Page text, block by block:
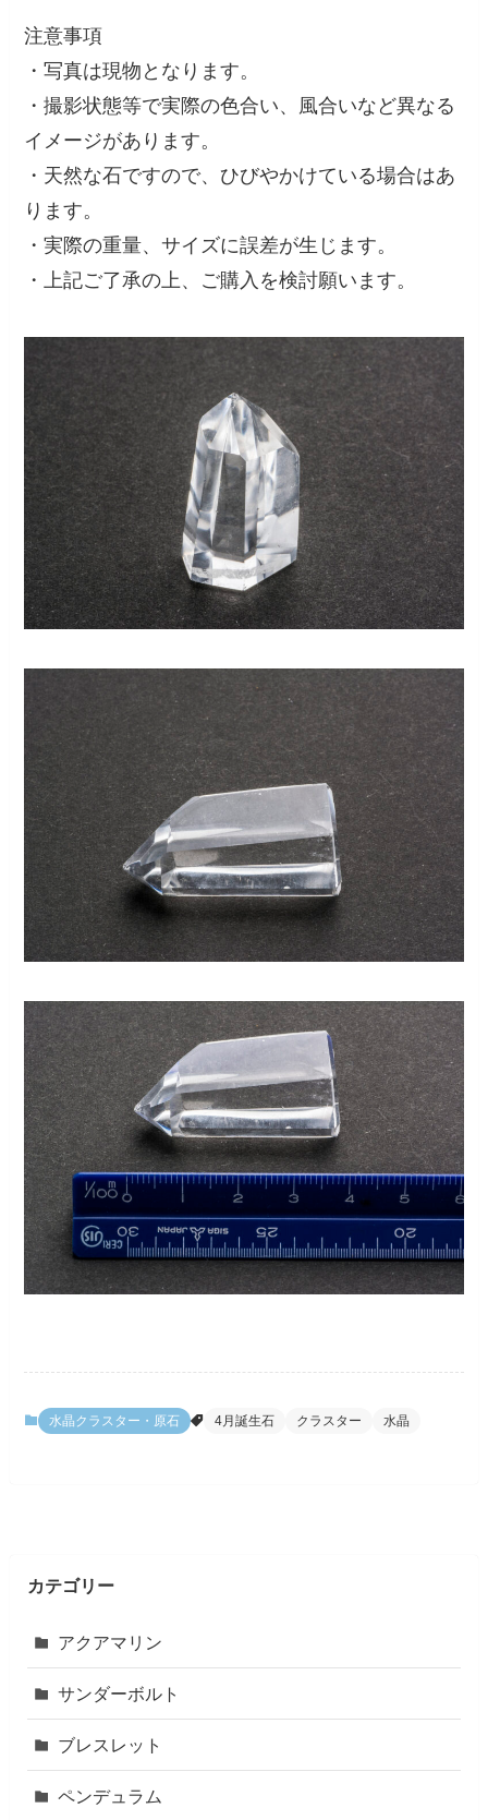
注意事項
・写真は現物となります。
・撮影状態等で実際の色合い、風合いなど異なる
イメージがあります。
・天然な石ですので、ひびやかけている場合はあ
ります。
・実際の重量、サイズに誤差が生じます。
・上記ご了承の上、ご購入を検討願います。
水晶クラスター・原石 4月誕生石 クラスター 水晶
カテゴリー
アクアマリン
サンダーボルト
ブレスレット
ペンデュラム